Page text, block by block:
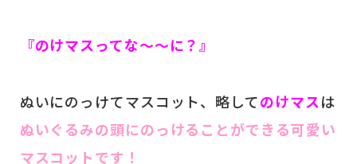
『のけマスってな～～に？』
ぬいにのっけてマスコット、略してのけマスは
ぬいぐるみの頭にのっけることができる可愛い
マスコットです！